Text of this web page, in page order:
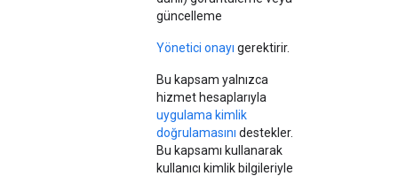
güncelleme
Yönetici onayı gerektirir.
Bu kapsam yalnızca
hizmet hesaplarıyla
uygulama kimlik
doğrulamasını destekler.
Bu kapsamı kullanarak
kullanıcı kimlik bilgileriyle